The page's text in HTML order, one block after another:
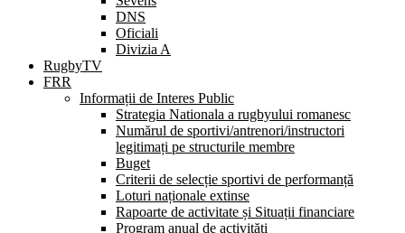
DNS
Oficiali
Divizia A
RugbyTV
FRR
Informații de Interes Public
Strategia Nationala a rugbyului romanesc
Numărul de sportivi/antrenori/instructori
legitimați pe structurile membre
Buget
Criterii de selecție sportivi de performanță
Loturi naționale extinse
Rapoarte de activitate și Situații financiare
Program anual de activități